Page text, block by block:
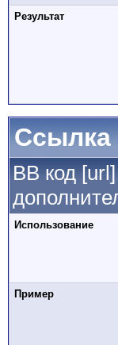
Результат
Ссылка
BB код
Использование
Пример